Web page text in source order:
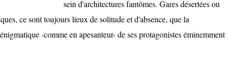
sein d'architectures fantômes. Gares désertées ou
ce sont toujours lieux de solitude et d'absence, que la
-comme en apesanteur- de ses protagonistes éminemment